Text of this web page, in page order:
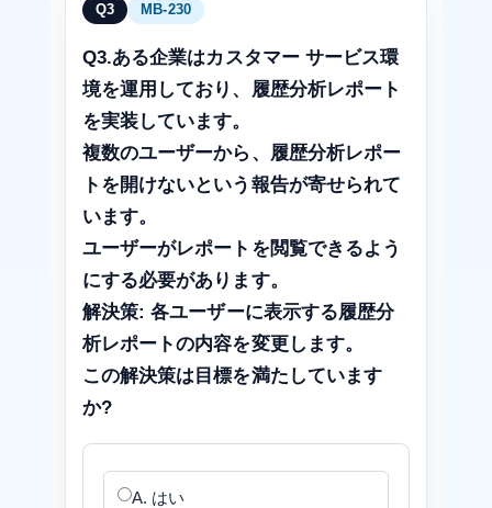
Q3 MB-230
Q3.ある企業はカスタマー サービス環
境を運用しており、履歴分析レポート
を実装しています。
複数のユーザーから、履歴分析レポー
トを開けないという報告が寄せられて
います。
ユーザーがレポートを閲覧できるよう
にする必要があります。
解決策: 各ユーザーに表示する履歴分
析レポートの内容を変更します。
この解決策は目標を満たしています
か?
A. はい